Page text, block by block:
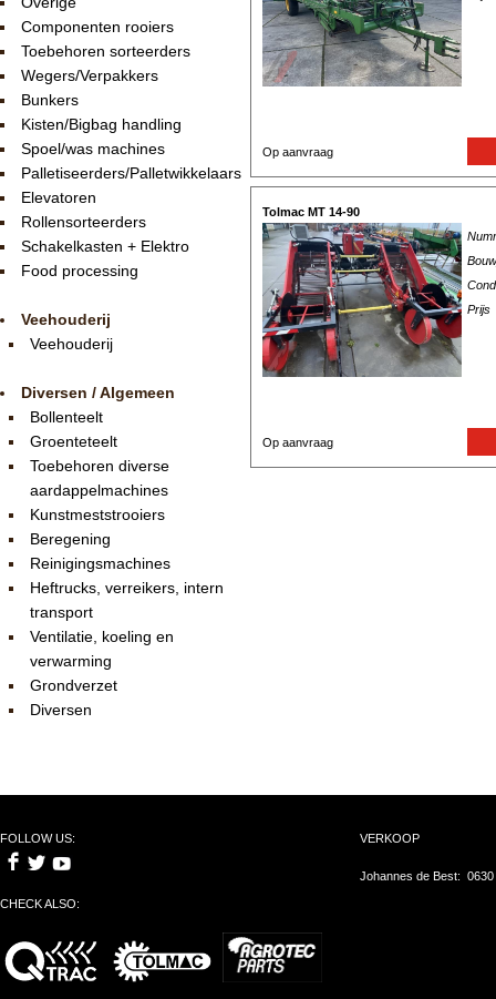
Componenten rooiers
Toebehoren sorteerders
Wegers/Verpakkers
Bunkers
Kisten/Bigbag handling
Spoel/was machines
Palletiseerders/Palletwikkelaars
Elevatoren
Rollensorteerders
Schakelkasten + Elektro
Food processing
Veehouderij
Veehouderij
Diversen / Algemeen
Bollenteelt
Groenteteelt
Toebehoren diverse
aardappelmachines
Kunstmeststrooiers
Beregening
Reinigingsmachines
Heftrucks, verreikers, intern
transport
Ventilatie, koeling en
verwarming
Grondverzet
Diversen
Op aanvraag
Tolmac MT 14-90
Prijs
Op aanvraag
FOLLOW US:
CHECK ALSO:
VERKOOP
Johannes de Best: 0630